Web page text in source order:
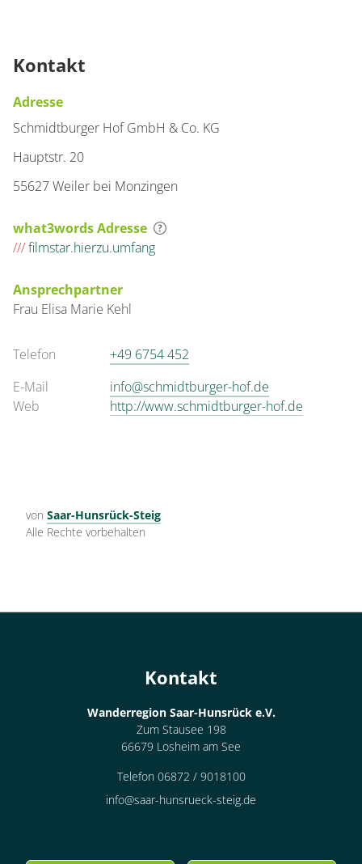
Kontakt
Adresse
Schmidtburger Hof GmbH & Co. KG
Hauptstr. 20
55627 Weiler bei Monzingen
what3words Adresse
///filmstar.hierzu.umfang
Ansprechpartner
Frau Elisa Marie Kehl
Telefon
+49 6754 452
E-Mail
info@schmidtburger-hof.de
Web
http://www.schmidtburger-hof.de
von Saar-Hunsrück-Steig
Alle Rechte vorbehalten
Kontakt
Wanderregion Saar-Hunsrück e.V.
Zum Stausee 198
66679 Losheim am See
Telefon 06872 / 9018100
info@saar-hunsrueck-steig.de